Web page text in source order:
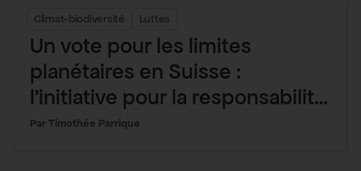
Climat-biodiversité Luttes
Un vote pour les limites
planétaires en Suisse :
l’initiative pour la responsabilité
environnementale
Timothée Parrique